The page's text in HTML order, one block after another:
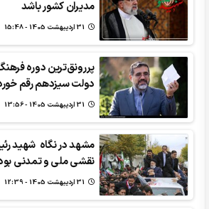
مدیران کشور باشد
پررونق‌ترین دوره
دولت سیزدهم رقم
مشهد در نگاه شهید
نقشی ملی و تمدنی